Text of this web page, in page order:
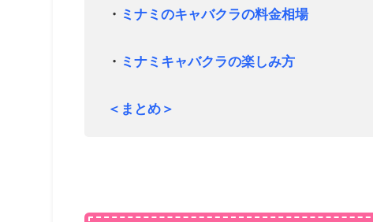
・ ミナミのキャバクラの料金相場
・ ミナミキャバクラの楽しみ方
＜まとめ＞